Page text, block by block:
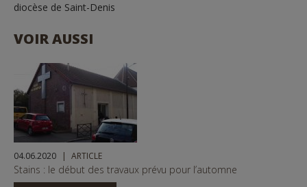
diocèse de Saint-Denis
VOIR AUSSI
04.06.2020 ARTICLE
Stains : le début des travaux prévu pour l’automne